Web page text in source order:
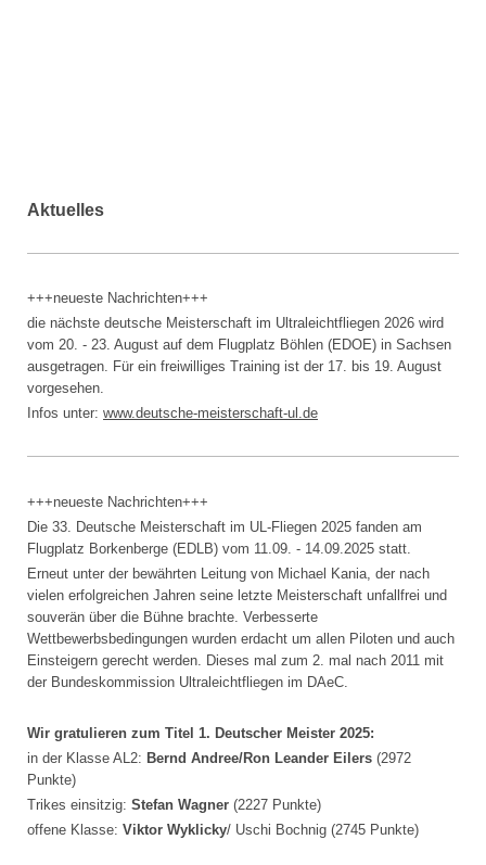
Aktuelles
+++neueste Nachrichten+++
die nächste deutsche Meisterschaft im Ultraleichtfliegen 2026 wird
vom 20. - 23. August auf dem Flugplatz Böhlen (EDOE) in Sachsen
ausgetragen. Für ein freiwilliges Training ist der 17. bis 19. August
vorgesehen.
Infos unter: www.deutsche-meisterschaft-ul.de
+++neueste Nachrichten+++
Die 33. Deutsche Meisterschaft im UL-Fliegen 2025 fanden am
Flugplatz Borkenberge (EDLB) vom 11.09. - 14.09.2025 statt.
Erneut unter der bewährten Leitung von Michael Kania, der nach
vielen erfolgreichen Jahren seine letzte Meisterschaft unfallfrei und
souverän über die Bühne brachte. Verbesserte
Wettbewerbsbedingungen wurden erdacht um allen Piloten und auch
Einsteigern gerecht werden. Dieses mal zum 2. mal nach 2011 mit
der Bundeskommission Ultraleichtfliegen im DAeC.
Wir gratulieren zum Titel 1. Deutscher Meister 2025:
in der Klasse AL2: Bernd Andree/Ron Leander Eilers (2972
Punkte)
Trikes einsitzig: Stefan Wagner (2227 Punkte)
offene Klasse: Viktor Wyklicky/ Uschi Bochnig (2745 Punkte)